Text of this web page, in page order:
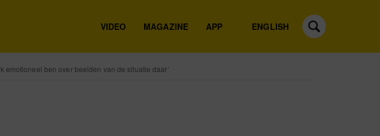
ENGLISH
VIDEO MAGAZINE APP
emotioneel ben over beelden van de situatie daar’